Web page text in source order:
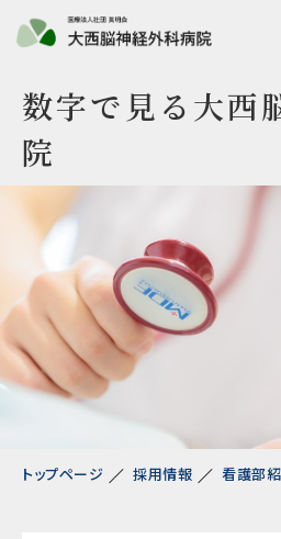
数字で見る大西
院
トップページ 採用情報 看護部